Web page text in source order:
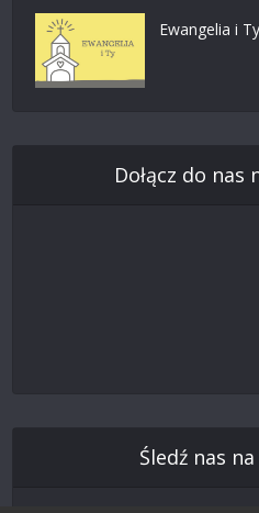
Ewangelia i
Dołącz do nas
Śledź nas